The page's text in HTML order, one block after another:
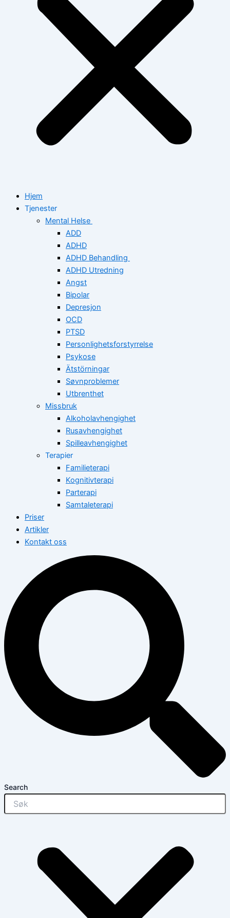
Hjem
Tjenester
Mental Helse
ADD
ADHD
ADHD Behandling
ADHD Utredning
Angst
Bipolar
Depresjon
OCD
PTSD
Personlighetsforstyrrelse
Psykose
Ätstörningar
Søvnproblemer
Utbrenthet
Missbruk
Alkoholavhengighet
Rusavhengighet
Spilleavhengighet
Terapier
Familieterapi
Kognitivterapi
Parterapi
Samtaleterapi
Priser
Artikler
Kontakt oss
Search